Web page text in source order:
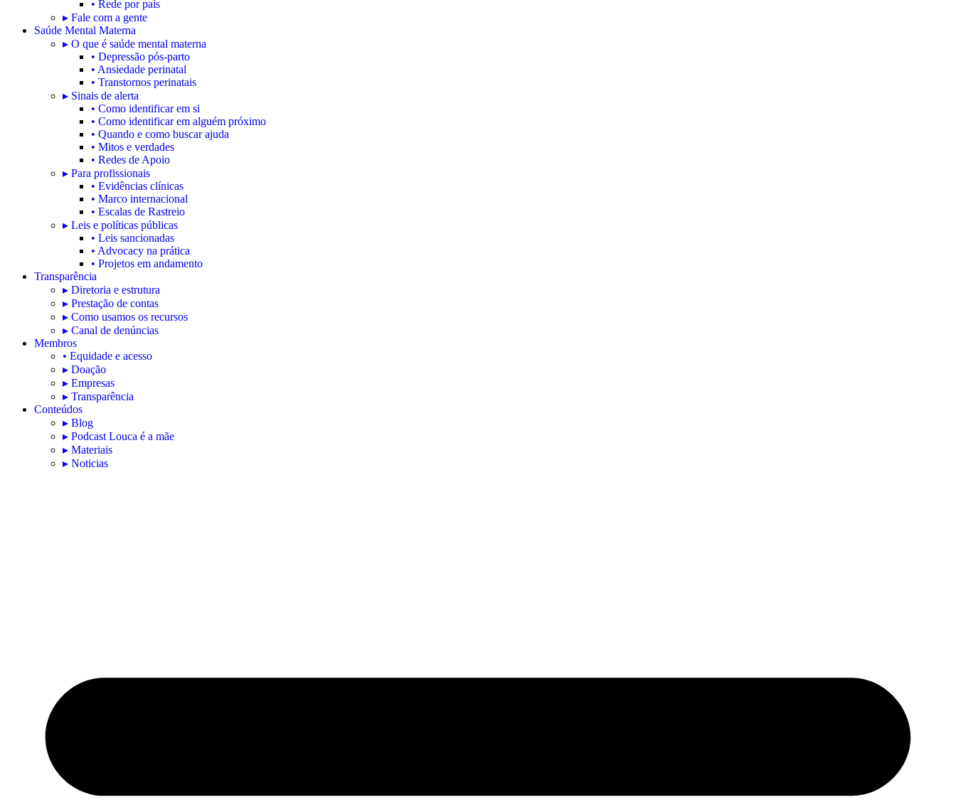
• Rede por país
▸ Fale com a gente
Saúde Mental Materna
▸ O que é saúde mental materna
• Depressão pós-parto
• Ansiedade perinatal
• Transtornos perinatais
▸ Sinais de alerta
• Como identificar em si
• Como identificar em alguém próximo
• Quando e como buscar ajuda
• Mitos e verdades
• Redes de Apoio
▸ Para profissionais
• Evidências clínicas
• Marco internacional
• Escalas de Rastreio
▸ Leis e políticas públicas
• Leis sancionadas
• Advocacy na prática
• Projetos em andamento
Transparência
▸ Diretoria e estrutura
▸ Prestação de contas
▸ Como usamos os recursos
▸ Canal de denúncias
Membros
• Equidade e acesso
▸ Doação
▸ Empresas
▸ Transparência
Conteúdos
▸ Blog
▸ Podcast Louca é a mãe
▸ Materiais
▸ Noticias